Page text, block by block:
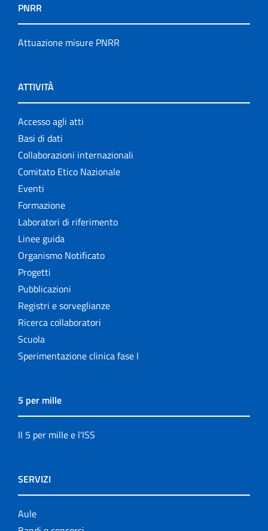
PNRR
Attuazione misure PNRR
ATTIVITÀ
Accesso agli atti
Basi di dati
Collaborazioni internazionali
Comitato Etico Nazionale
Eventi
Formazione
Laboratori di riferimento
Linee guida
Organismo Notificato
Progetti
Pubblicazioni
Registri e sorveglianze
Ricerca collaboratori
Scuola
Sperimentazione clinica fase I
5 per mille
Il 5 per mille e l'ISS
SERVIZI
Aule